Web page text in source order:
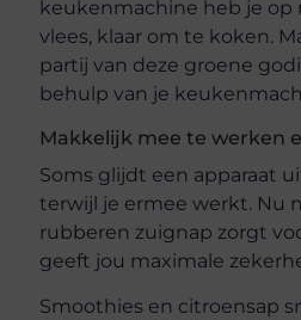
keukenmachine heb je op
vlees, klaar om te koken.
partij van deze groene
behulp van je
Makkelijk mee te werken
Soms glijdt een apparaat
terwijl je ermee werkt. Nu
rubberen zuignap zorgt
geeft jou maximale
Smoothies en citroensap